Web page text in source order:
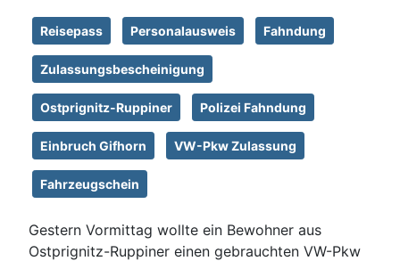
Reisepass Personalausweis Fahndung
Zulassungsbescheinigung
Ostprignitz-Ruppiner Polizei Fahndung
Einbruch Gifhorn VW-Pkw Zulassung
Fahrzeugschein
Gestern Vormittag wollte ein Bewohner aus
Ostprignitz-Ruppiner einen gebrauchten VW-Pkw